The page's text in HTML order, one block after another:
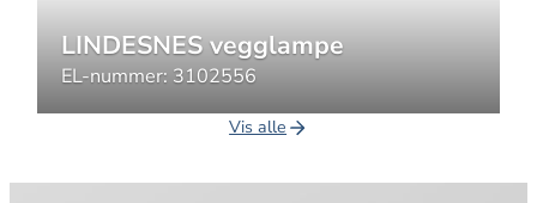
LINDESNES vegglampe
EL-nummer: 3102556
Vis alle